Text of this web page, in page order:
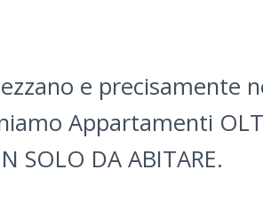
e precisamente
Appartamenti
SOLO DA ABITARE.